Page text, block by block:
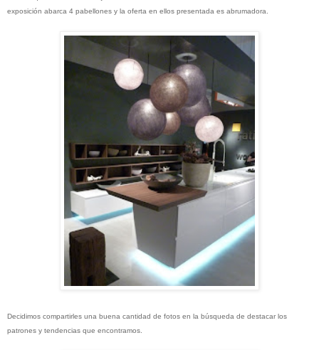
exposición abarca 4 pabellones y la oferta en ellos presentada es abrumadora.
Decidimos compartirles una buena cantidad de fotos en la búsqueda de destacar los
patrones y tendencias que encontramos.